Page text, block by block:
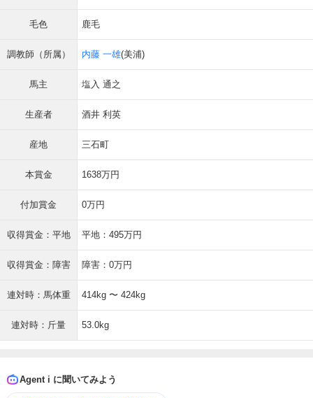
毛色 鹿毛
調教師（所属） 内藤 一雄(美浦)
馬主 塩入 通之
生産者 酒井 利英
産地 三石町
本賞金 1638万円
付加賞金 0万円
収得賞金：平地 平地：495万円
収得賞金：障害 障害：0万円
連対時：馬体重 414kg 〜 424kg
連対時：斤量 53.0kg
Agent i に聞いてみよう